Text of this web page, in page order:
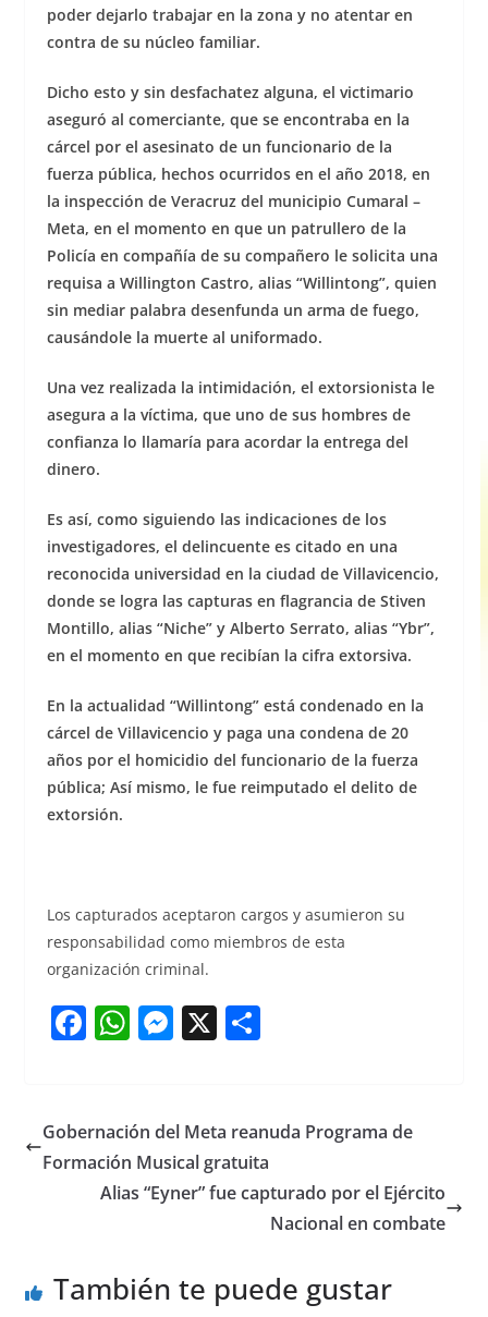
poder dejarlo trabajar en la zona y no atentar en
contra de su núcleo familiar.
Dicho esto y sin desfachatez alguna, el victimario
aseguró al comerciante, que se encontraba en la
cárcel por el asesinato de un funcionario de la
fuerza pública, hechos ocurridos en el año 2018, en
la inspección de Veracruz del municipio Cumaral –
Meta, en el momento en que un patrullero de la
Policía en compañía de su compañero le solicita una
requisa a Willington Castro, alias “Willintong”, quien
sin mediar palabra desenfunda un arma de fuego,
causándole la muerte al uniformado.
Una vez realizada la intimidación, el extorsionista le
asegura a la víctima, que uno de sus hombres de
confianza lo llamaría para acordar la entrega del
dinero.
Es así, como siguiendo las indicaciones de los
investigadores, el delincuente es citado en una
reconocida universidad en la ciudad de Villavicencio,
donde se logra las capturas en flagrancia de Stiven
Montillo, alias “Niche” y Alberto Serrato, alias “Ybr”,
en el momento en que recibían la cifra extorsiva.
En la actualidad “Willintong” está condenado en la
cárcel de Villavicencio y paga una condena de 20
años por el homicidio del funcionario de la fuerza
pública; Así mismo, le fue reimputado el delito de
extorsión.
Los capturados aceptaron cargos y asumieron su
responsabilidad como miembros de esta
organización criminal.
F
e
b
o
W
s
A
p
M
e
n
g
X S
e
Gobernación del Meta reanuda Programa de
Formación Musical gratuita
Alias “Eyner” fue capturado por el Ejército
Nacional en combate
También te puede gustar